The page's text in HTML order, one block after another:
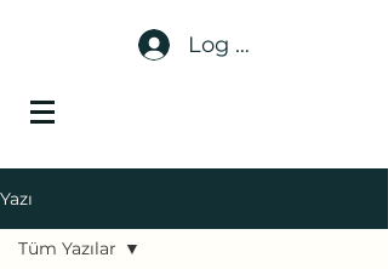
Log In
Yazı
Tüm Yazılar